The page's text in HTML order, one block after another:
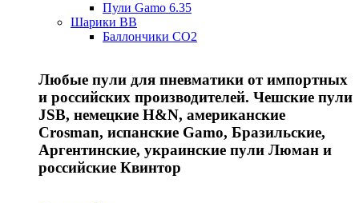
Пули Gamo 6.35
Шарики BB
Баллончики CO2
Любые пули для пневматики от импортных
и российских производителей. Чешские пули
JSB, немецкие H&N, американские
Crosman, испанские Gamo, Бразильские,
Аргентинские, украинские пули Люман и
российские Квинтор